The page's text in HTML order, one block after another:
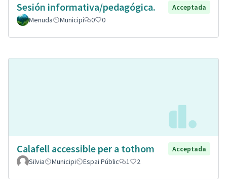
Sesión informativa/pedagógica.
Acceptada
Menuda
Municipi 0 0
Calafell accessible per a tothom
Acceptada
Silvia
Municipi Espai Públic 1 2